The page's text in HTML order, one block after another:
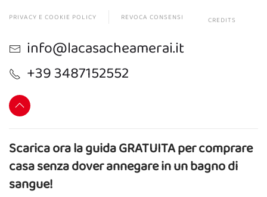
PRIVACY E COOKIE POLICY REVOCA CONSENSI CREDITS
info@lacasacheamerai.it
+39 3487152552
Scarica ora la guida GRATUITA per comprare
casa senza dover annegare in un bagno di
sangue!